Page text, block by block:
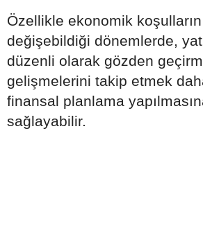
Özellikle ekonomik koşulların
değişebildiği dönemlerde,
düzenli olarak gözden
gelişmelerini takip etmek
finansal planlama
sağlayabilir.